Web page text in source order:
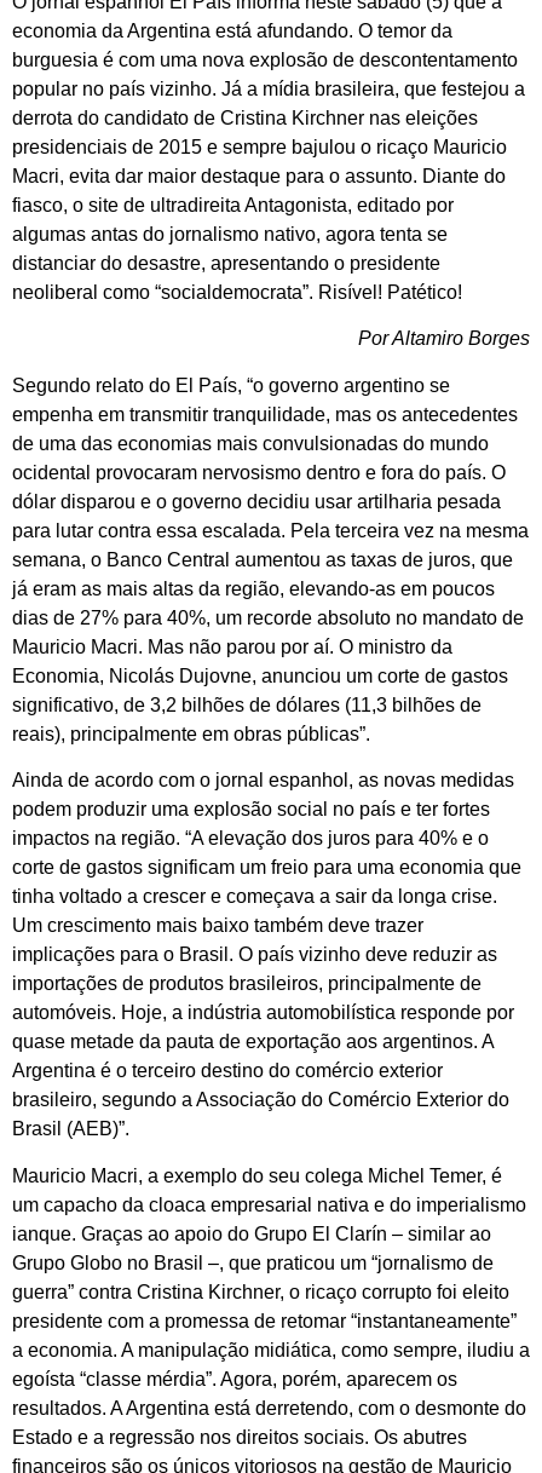
economia da Argentina está afundando. O temor da
burguesia é com uma nova explosão de descontentamento
popular no país vizinho. Já a mídia brasileira, que festejou a
derrota do candidato de Cristina Kirchner nas eleições
presidenciais de 2015 e sempre bajulou o ricaço Mauricio
Macri, evita dar maior destaque para o assunto. Diante do
fiasco, o site de ultradireita Antagonista, editado por
algumas antas do jornalismo nativo, agora tenta se
distanciar do desastre, apresentando o presidente
neoliberal como “socialdemocrata”. Risível! Patético!
Por Altamiro Borges
Segundo relato do El País, “o governo argentino se
empenha em transmitir tranquilidade, mas os antecedentes
de uma das economias mais convulsionadas do mundo
ocidental provocaram nervosismo dentro e fora do país. O
dólar disparou e o governo decidiu usar artilharia pesada
para lutar contra essa escalada. Pela terceira vez na mesma
semana, o Banco Central aumentou as taxas de juros, que
já eram as mais altas da região, elevando-as em poucos
dias de 27% para 40%, um recorde absoluto no mandato de
Mauricio Macri. Mas não parou por aí. O ministro da
Economia, Nicolás Dujovne, anunciou um corte de gastos
significativo, de 3,2 bilhões de dólares (11,3 bilhões de
reais), principalmente em obras públicas”.
Ainda de acordo com o jornal espanhol, as novas medidas
podem produzir uma explosão social no país e ter fortes
impactos na região. “A elevação dos juros para 40% e o
corte de gastos significam um freio para uma economia que
tinha voltado a crescer e começava a sair da longa crise.
Um crescimento mais baixo também deve trazer
implicações para o Brasil. O país vizinho deve reduzir as
importações de produtos brasileiros, principalmente de
automóveis. Hoje, a indústria automobilística responde por
quase metade da pauta de exportação aos argentinos. A
Argentina é o terceiro destino do comércio exterior
brasileiro, segundo a Associação do Comércio Exterior do
Brasil (AEB)”.
Mauricio Macri, a exemplo do seu colega Michel Temer, é
um capacho da cloaca empresarial nativa e do imperialismo
ianque. Graças ao apoio do Grupo El Clarín – similar ao
Grupo Globo no Brasil –, que praticou um “jornalismo de
guerra” contra Cristina Kirchner, o ricaço corrupto foi eleito
presidente com a promessa de retomar “instantaneamente”
a economia. A manipulação midiática, como sempre, iludiu a
egoísta “classe mérdia”. Agora, porém, aparecem os
resultados. A Argentina está derretendo, com o desmonte do
Estado e a regressão nos direitos sociais. Os abutres
financeiros são os únicos vitoriosos na gestão de Mauricio